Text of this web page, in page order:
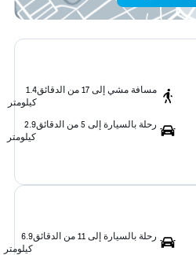
مسافة مشي إلى 17 من الدقائق
1.4
كيلومتر
رحلة بالسيارة إلى 5 من الدقائق
2.9
كيلومتر
رحلة بالسيارة إلى 11 من الدقائق
6.9
كيلومتر